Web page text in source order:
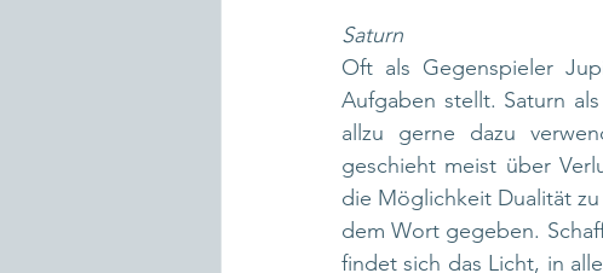
Saturn
Oft als Gegenspieler
Aufgaben stellt. Saturn
allzu gerne dazu
geschieht meist über
die Möglichkeit Dualität
dem Wort gegeben.
findet sich das Licht, in